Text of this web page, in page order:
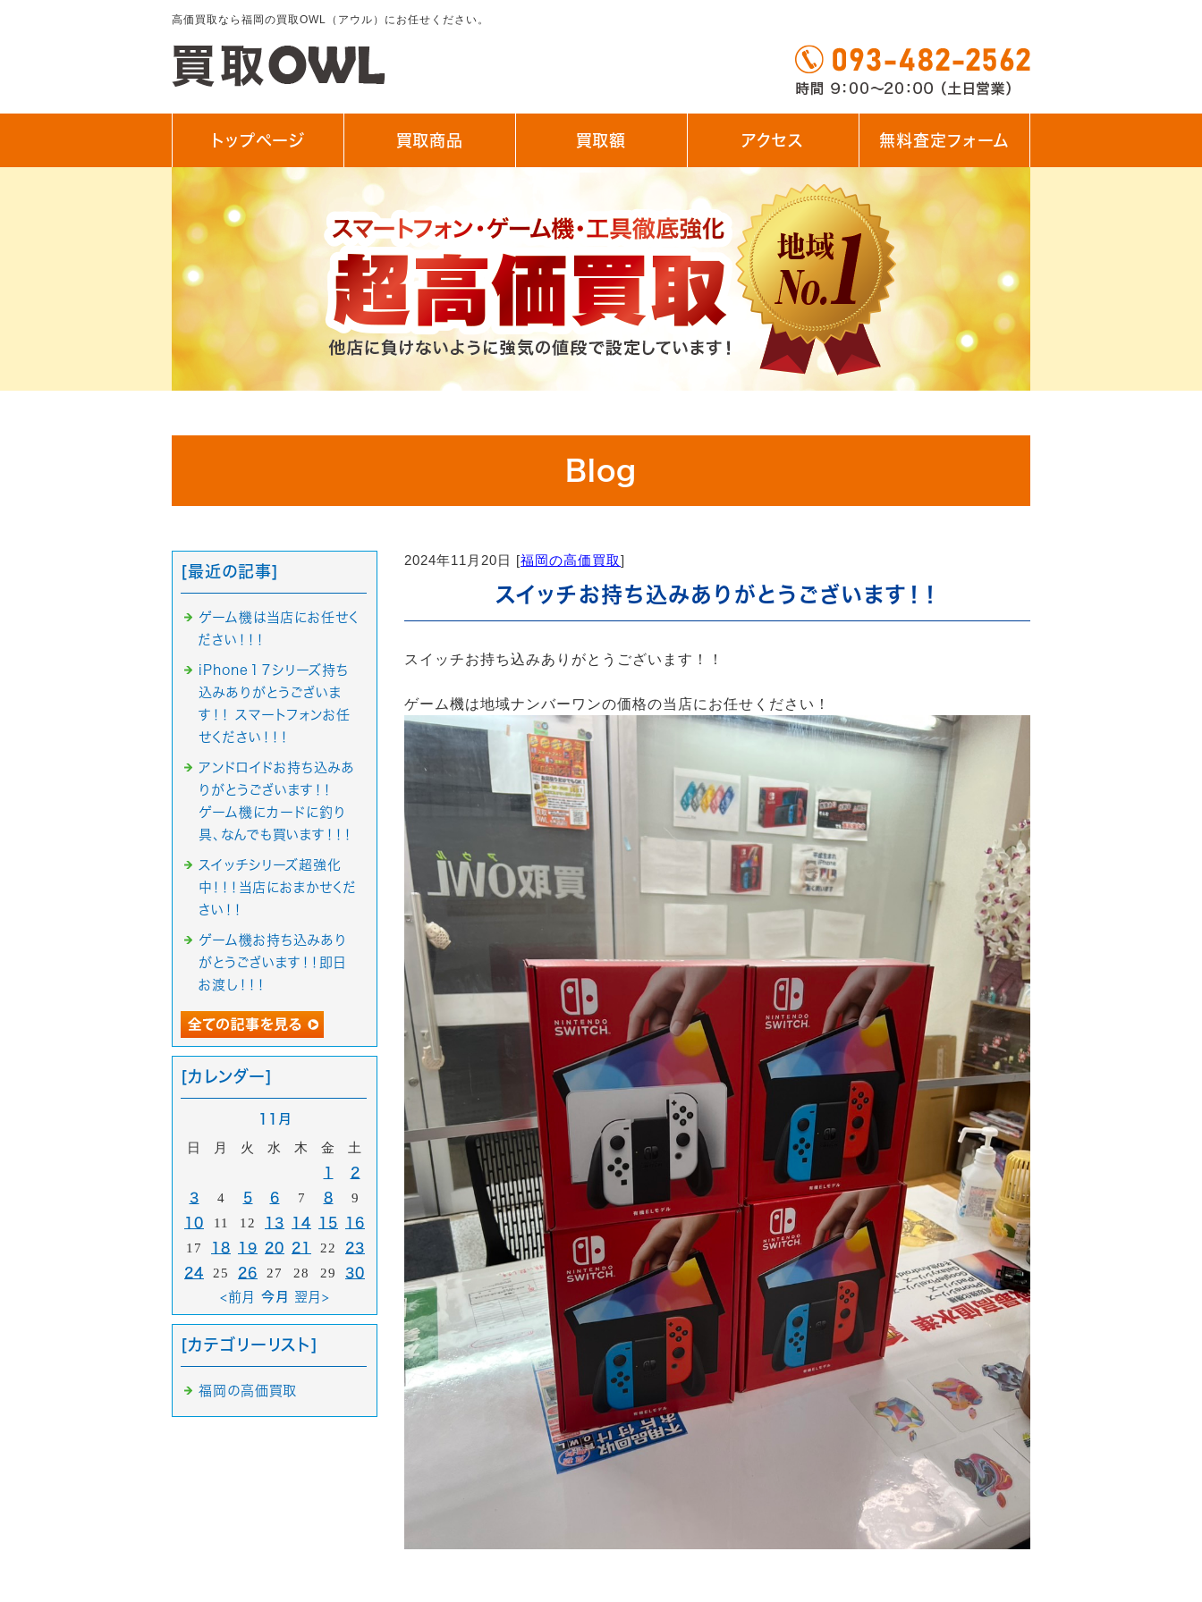
高価買取なら福岡の買取OWL（アウル）にお任せください。
トップぺージ 買取商品 買取額 アクセス 無料査定フォーム
Blog
2024年11月20日 [福岡の高価買取]
スイッチお持ち込みありがとうございます！！
スイッチお持ち込みありがとうございます！！
ゲーム機は地域ナンバーワンの価格の当店にお任せください！
[最近の記事]
ゲーム機は当店にお任せく
ださい！！！
iPhone１７シリーズ持ち
込みありがとうございま
す！！ スマートフォンお任
せください！！！
アンドロイドお持ち込みあ
りがとうございます！！
ゲーム機にカードに釣り
具、なんでも買います！！！
スイッチシリーズ超強化
中！！！当店におまかせくだ
さい！！
ゲーム機お持ち込みあり
がとうございます！！即日
お渡し！！！
[カレンダー]
11月
日 月 火 水 木 金 土
1
2
3
4 5 6 7 8 9
10 11 12 13 14 15 16
17 18 19 20 21 22
23
24
25 26 27 28 29
30
<前月
今月 翌月>
[カテゴリーリスト]
福岡の高価買取